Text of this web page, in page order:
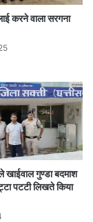
करने वाला सरगना
खाईवाल गुण्डा बदमाश
पटटी लिखते किया